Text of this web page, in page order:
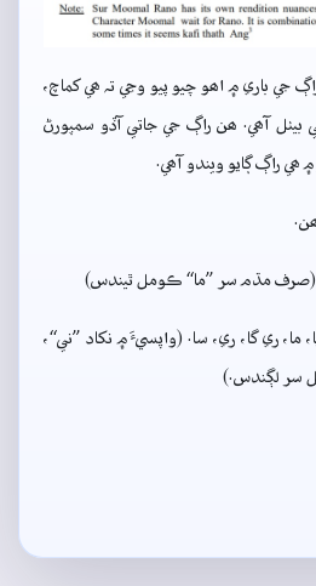
جي باري ۾ اھو چيو پيو وڃي تہ ھي کماچ،
آھي. ھن راڳ جي جاتي آڏو سمپورڻ
ھي راڳ ڳايو ويندو آھي.
سا (صرف مڌم سر ”ما“ ڪومل ٿيندس)
ما، ري گا، ري، سا. (واپسيءَ ۾ نکاد ”ني“،
سر لڳندس.)